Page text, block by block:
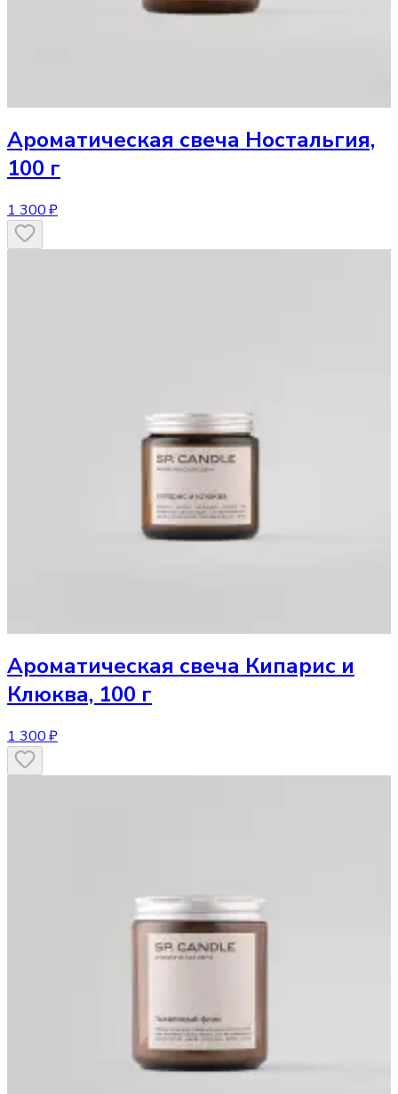
Ароматическая свеча Ностальгия,
100 г
1 300 ₽
Ароматическая свеча Кипарис и
Клюква, 100 г
1 300 ₽